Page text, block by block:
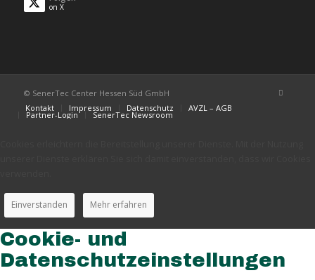
on X
© SenerTec Center Hessen Süd GmbH
Kontakt
Impressum Datenschutz AVZL – AGB
Partner-Login SenerTec Newsroom
Einverstanden Mehr erfahren
Cookie- und
Datenschutzeinstellungen